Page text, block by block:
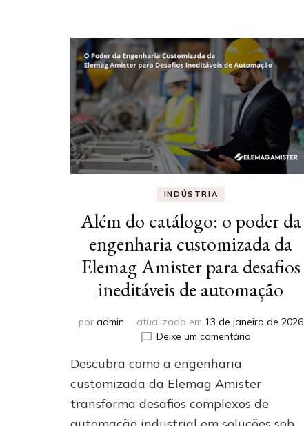
INDÚSTRIA
Além do catálogo: o poder da
engenharia customizada da
Elemag Amister para desafios
ineditáveis de automação
por admin atualizado em 13 de janeiro de 2026
Deixe um comentárioem
catálogo:
poder
da
Descubra como a engenharia
customizada da Elemag Amister
transforma desafios complexos de